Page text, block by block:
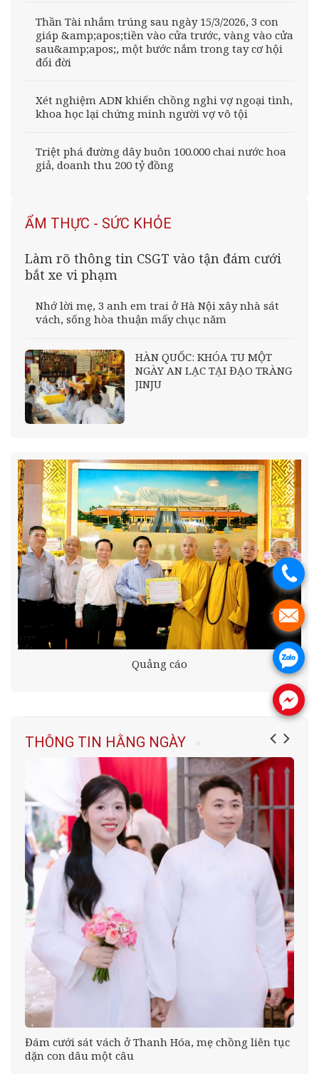
Thần Tài nhắm trúng sau ngày 15/3/2026, 3 con
giáp &amp;apos;tiền vào cửa trước, vàng vào cửa
sau&amp;apos;, một bước nắm trong tay cơ hội
đổi đời
Xét nghiệm ADN khiến chồng nghi vợ ngoại tình,
khoa học lại chứng minh người vợ vô tội
Triệt phá đường dây buôn 100.000 chai nước hoa
giả, doanh thu 200 tỷ đồng
ẨM THỰC - SỨC KHỎE
Làm rõ thông tin CSGT vào tận đám cưới
bắt xe vi phạm
Nhớ lời mẹ, 3 anh em trai ở Hà Nội xây nhà sát
vách, sống hòa thuận mấy chục năm
HÀN QUỐC: KHÓA TU MỘT
NGÀY AN LẠC TẠI ĐẠO TRÀNG
JINJU
Quảng cáo
THÔNG TIN HẰNG NGÀY
Đám cưới sát vách ở Thanh Hóa, mẹ chồng liên tục
dặn con dâu một câu
.
.
.
.